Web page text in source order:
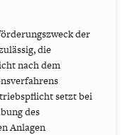
der
die
nach dem
setzt bei
des
Anlagen